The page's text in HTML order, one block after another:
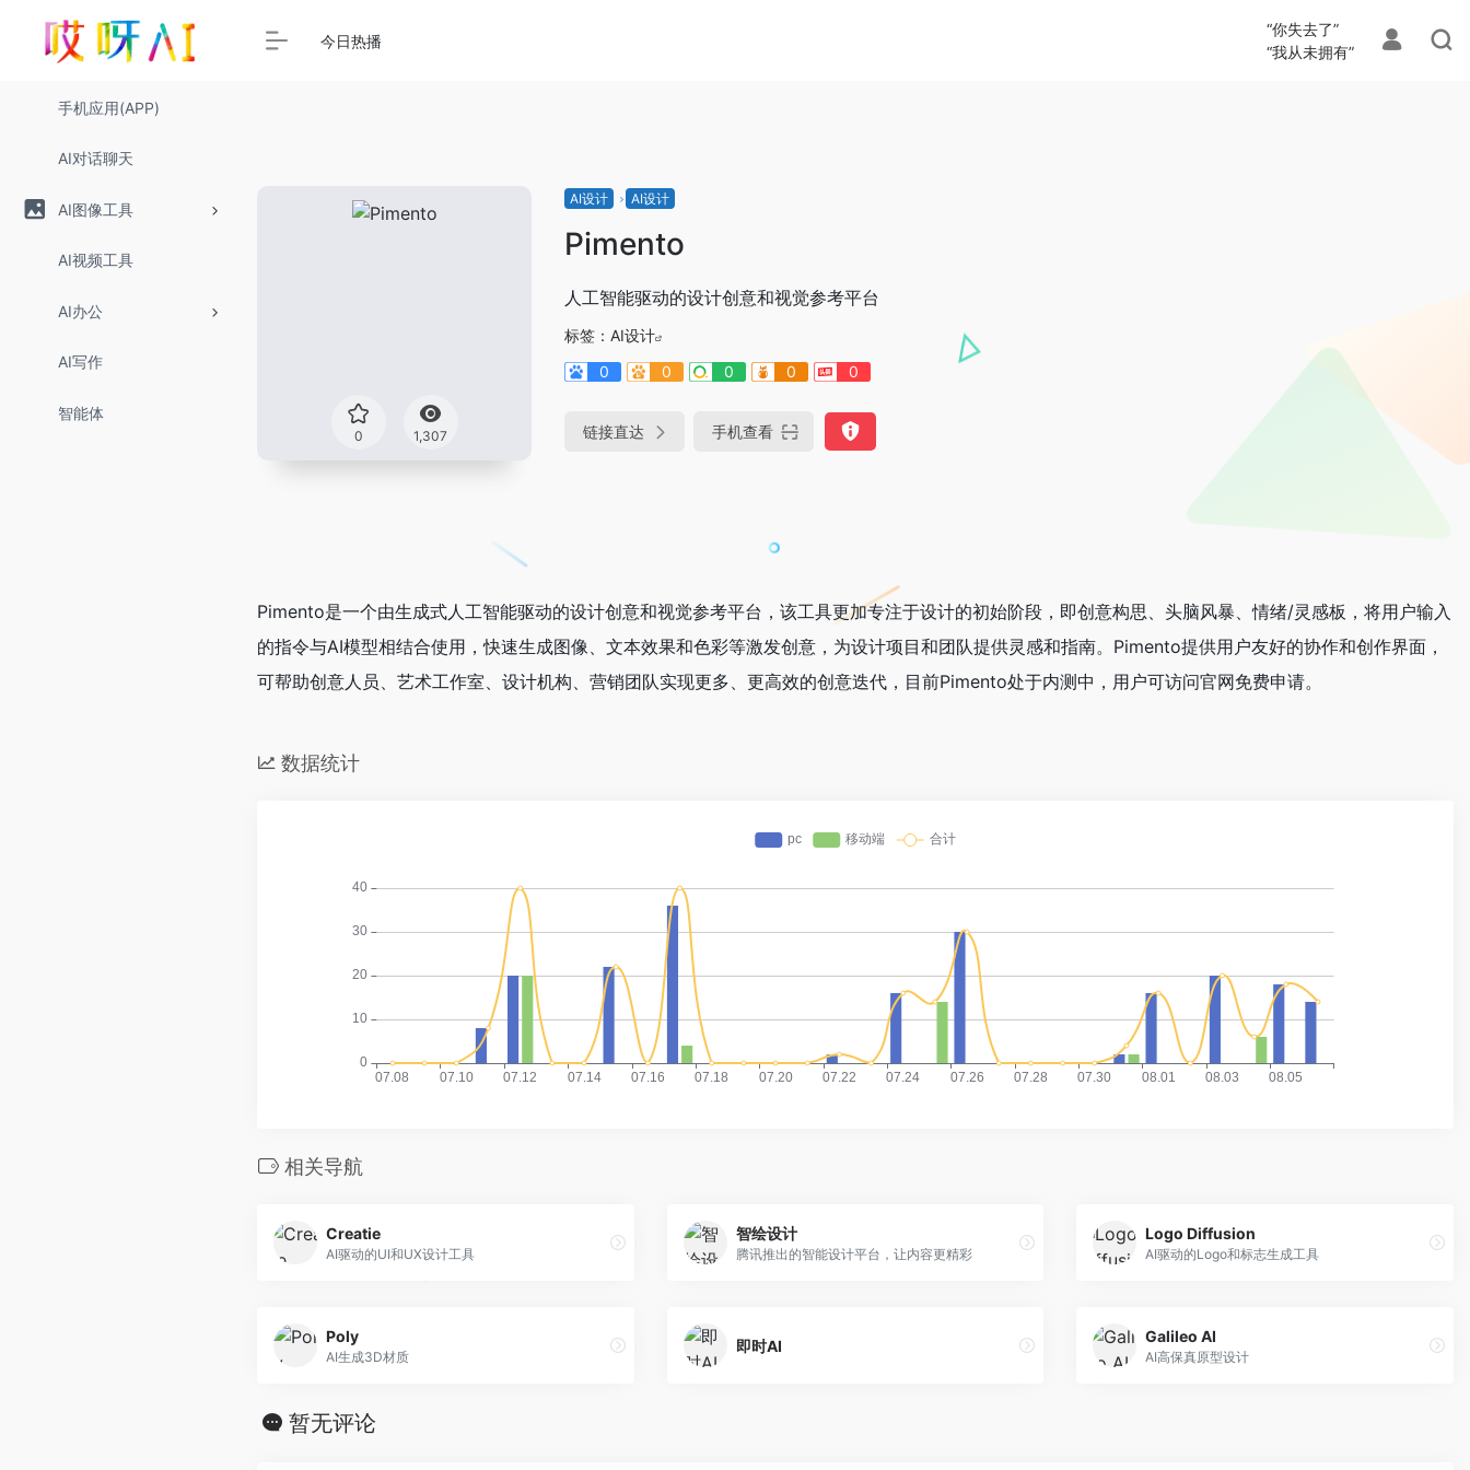
手机应用(APP)
AI对话聊天
AI图像工具
AI视频工具
AI办公
AI写作
智能体
今日热播
“你失去了”
“我从未拥有”
0 1,307
AI设计 AI设计
Pimento
人工智能驱动的设计创意和视觉参考平台
标签： AI设计
0
0 0 0 0
链接直达 手机查看
Pimento是一个由生成式人工智能驱动的设计创意和视觉参考平台，该工具更加专注于设计的初始阶段，即创意构思、头脑风暴、情绪/灵感板，将用户输入
的指令与AI模型相结合使用，快速生成图像、文本效果和色彩等激发创意，为设计项目和团队提供灵感和指南。Pimento提供用户友好的协作和创作界面，
可帮助创意人员、艺术工作室、设计机构、营销团队实现更多、更高效的创意迭代，目前Pimento处于内测中，用户可访问官网免费申请。
数据统计
相关导航
Creatie
AI驱动的UI和UX设计工具
智绘设计
腾讯推出的智能设计平台，让内容更精彩
Logo Diffusion
AI驱动的Logo和标志生成工具
Poly
AI生成3D材质
即时AI
Galileo AI
AI高保真原型设计
暂无评论